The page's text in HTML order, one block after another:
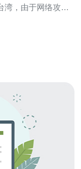
湾，由于网络攻击
网络基础设施和